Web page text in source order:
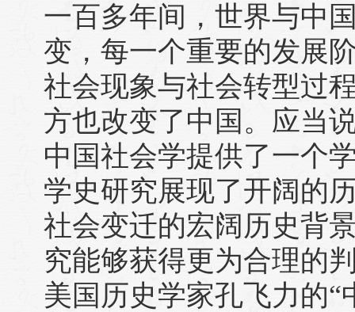
一百多年间，世界与中
变，每一个重要的发展
社会现象与社会转型过
方也改变了中国。应当
中国社会学提供了一个
学史研究展现了开阔的
社会变迁的宏阔历史背
究能够获得更为合理的
美国历史学家孔飞力的